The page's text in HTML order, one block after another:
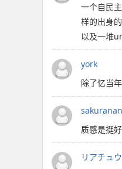
一个自民
样的出身
以及一堆
york
除了忆当
质感是挺
リアチュウ